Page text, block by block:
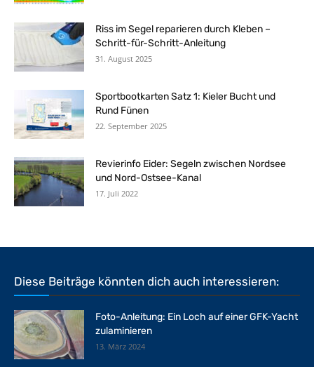
Riss im Segel reparieren durch Kleben –
Schritt-für-Schritt-Anleitung
31. August 2025
Sportbootkarten Satz 1: Kieler Bucht und
Rund Fünen
22. September 2025
Revierinfo Eider: Segeln zwischen Nordsee
und Nord-Ostsee-Kanal
17. Juli 2022
Diese Beiträge könnten dich auch interessieren:
Foto-Anleitung: Ein Loch auf einer GFK-Yacht
zulaminieren
13. März 2024